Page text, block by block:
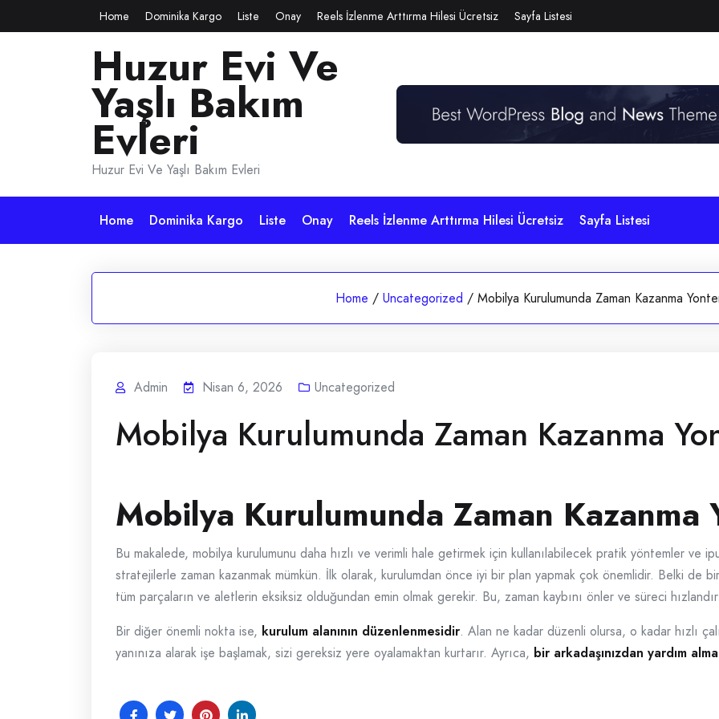
to
Home Dominika Kargo Liste Onay Reels İzlenme Arttırma Hilesi Ücretsiz Sayfa Listesi
Huzur Evi Ve
Yaşlı Bakım
Evleri
Huzur Evi Ve Yaşlı Bakım Evleri
Home Dominika Kargo Liste Onay Reels İzlenme Arttırma Hilesi Ücretsiz Sayfa Listesi
Home / Uncategorized / Mobilya Kurulumunda Zaman Kazanma
Admin Nisan 6, 2026 Uncategorized
Mobilya Kurulumunda Zaman Kazanma
Mobilya Kurulumunda Zaman Kazanma
Bu makalede, mobilya kurulumunu daha hızlı ve verimli hale getirmek için kullanılabilecek pratik yöntemler ve
stratejilerle zaman kazanmak mümkün. İlk olarak, kurulumdan önce iyi bir plan yapmak çok önemlidir. Belki de
tüm parçaların ve aletlerin eksiksiz olduğundan emin olmak gerekir. Bu, zaman kaybını önler ve süreci
Bir diğer önemli nokta ise, kurulum alanının düzenlenmesidir. Alan ne kadar düzenli olursa, o kadar hızlı
yanınıza alarak işe başlamak, sizi gereksiz yere oyalamaktan kurtarır. Ayrıca, bir arkadaşınızdan yardım